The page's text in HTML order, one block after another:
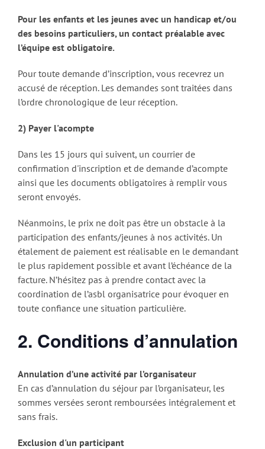
Pour les enfants et les jeunes avec un handicap et/ou
des besoins particuliers, un contact préalable avec
l’équipe est obligatoire.
Pour toute demande d’inscription, vous recevrez un
accusé de réception. Les demandes sont traitées dans
l’ordre chronologique de leur réception.
2) Payer l'acompte
Dans les 15 jours qui suivent, un courrier de
confirmation d'inscription et de demande d’acompte
ainsi que les documents obligatoires à remplir vous
seront envoyés.
Néanmoins, le prix ne doit pas être un obstacle à la
participation des enfants/jeunes à nos activités. Un
étalement de paiement est réalisable en le demandant
le plus rapidement possible et avant l’échéance de la
facture. N’hésitez pas à prendre contact avec la
coordination de l’asbl organisatrice pour évoquer en
toute confiance une situation particulière.
2. Conditions d’annulation
Annulation d’une activité par l’organisateur
En cas d’annulation du séjour par l’organisateur, les
sommes versées seront remboursées intégralement et
sans frais.
Exclusion d'un participant